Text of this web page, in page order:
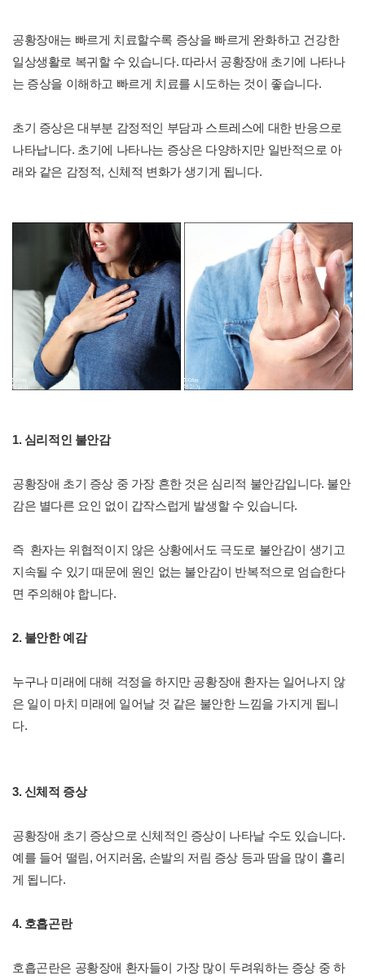
공황장애는 빠르게 치료할수록 증상을 빠르게 완화하고 건강한
일상생활로 복귀할 수 있습니다. 따라서 공황장애 초기에 나타나
는 증상을 이해하고 빠르게 치료를 시도하는 것이 좋습니다.
초기 증상은 대부분 감정적인 부담과 스트레스에 대한 반응으로
나타납니다. 초기에 나타나는 증상은 다양하지만 일반적으로 아
래와 같은 감정적, 신체적 변화가 생기게 됩니다.
1. 심리적인 불안감
공황장애 초기 증상 중 가장 흔한 것은 심리적 불안감입니다. 불안
감은 별다른 요인 없이 갑작스럽게 발생할 수 있습니다.
즉 환자는 위협적이지 않은 상황에서도 극도로 불안감이 생기고
지속될 수 있기 때문에 원인 없는 불안감이 반복적으로 엄습한다
면 주의해야 합니다.
2. 불안한 예감
누구나 미래에 대해 걱정을 하지만 공황장애 환자는 일어나지 않
은 일이 마치 미래에 일어날 것 같은 불안한 느낌을 가지게 됩니
다.
3. 신체적 증상
공황장애 초기 증상으로 신체적인 증상이 나타날 수도 있습니다.
예를 들어 떨림, 어지러움, 손발의 저림 증상 등과 땀을 많이 흘리
게 됩니다.
4. 호흡곤란
호흡곤란은 공황장애 환자들이 가장 많이 두려워하는 증상 중 하